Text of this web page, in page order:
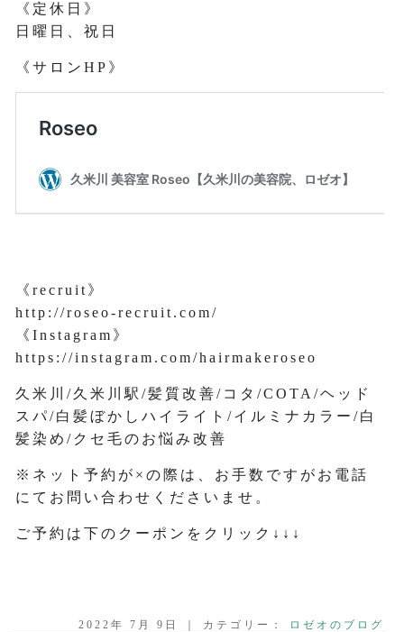
《定休日》
日曜日、祝日
《サロンHP》
《recruit》
http://roseo-recruit.com/
《Instagram》
https://instagram.com/hairmakeroseo
久米川/久米川駅/髪質改善/コタ/COTA/ヘッド
スパ/白髪ぼかしハイライト/イルミナカラー/白
髪染め/クセ毛のお悩み改善
※ネット予約が×の際は、お手数ですがお電話
にてお問い合わせくださいませ。
ご予約は下のクーポンをクリック↓↓↓
2022年 7月 9日 ｜ カテゴリー： ロゼオのブログ